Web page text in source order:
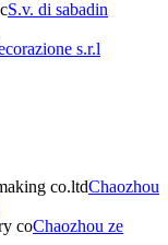
S.v. di sabadin
s.r.l
Chaozhou
Chaozhou ze